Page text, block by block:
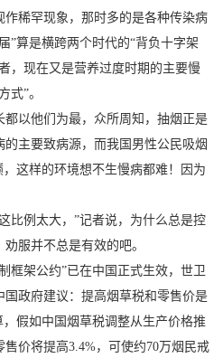
稀罕现象，那时多的是各种传染病
”算是横跨两个时代的“背负十字架
，现在又是营养过度时期的主要慢
式”。
都以他们为最，众所周知，抽烟正是
主要致病源，而我国男性公民吸烟
这样的环境想不生慢病都难！因为
比例太大，”记者说，为什么总是控
服并不总是有效的吧。
框架公约”已在中国正式生效，世卫
政府建议：提高烟草税和零售价是
假如中国烟草税调整从生产价格推
价将提高3.4%，可使约70万烟民戒